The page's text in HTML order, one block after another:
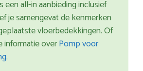
een all-in aanbieding inclusief
je samengevat de kenmerken
vloerbedekkingen. Of
informatie overPomp voor
.